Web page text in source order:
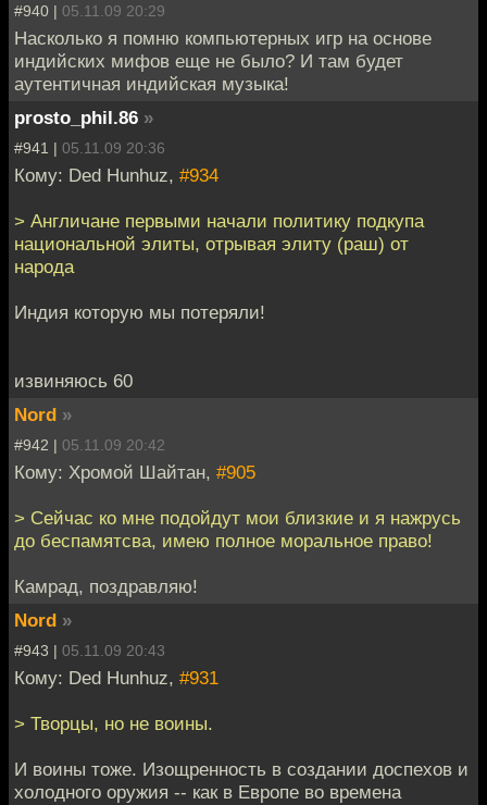
#940 | 05.11.09 20:29
Насколько я помню компьютерных игр на основе
индийских мифов еще не было? И там будет
аутентичная индийская музыка!
prosto_phil.86 »
#941 | 05.11.09 20:36
Кому: Ded Hunhuz, #934
> Англичане первыми начали политику подкупа
национальной элиты, отрывая элиту (раш) от
народа
Индия которую мы потеряли!
извиняюсь 60
Nord »
#942 | 05.11.09 20:42
Кому: Хромой Шайтан, #905
> Сейчас ко мне подойдут мои близкие и я нажрусь
до беспамятсва, имею полное моральное право!
Камрад, поздравляю!
Nord »
#943 | 05.11.09 20:43
Кому: Ded Hunhuz, #931
> Творцы, но не воины.
И воины тоже. Изощренность в создании доспехов и
холодного оружия -- как в Европе во времена